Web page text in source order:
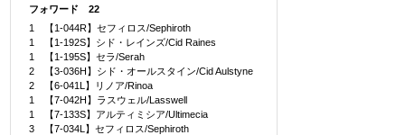
フォワード 22
1 【1-044R】セフィロス/Sephiroth
1 【1-192S】シド・レインズ/Cid Raines
1 【1-195S】セラ/Serah
2 【3-036H】シド・オールスタイン/Cid Aulstyne
2 【6-041L】リノア/Rinoa
1 【7-042H】ラスウェル/Lasswell
1 【7-133S】アルティミシア/Ultimecia
3 【7-034L】セフィロス/Sephiroth